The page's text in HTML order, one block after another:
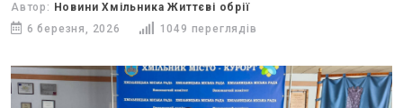
Автор: Новини Хмільника Життєві обрії
6 березня, 2026
1049 переглядів